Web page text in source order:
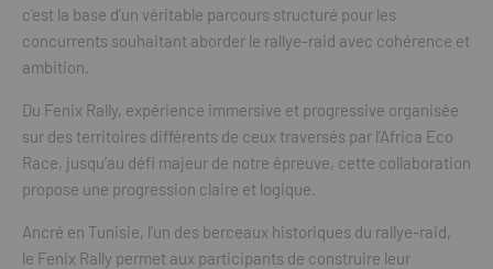
c’est la base d’un véritable parcours structuré pour les
concurrents souhaitant aborder le rallye-raid avec cohérence et
ambition.
Du Fenix Rally, expérience immersive et progressive organisée
sur des territoires différents de ceux traversés par l’Africa Eco
Race, jusqu’au défi majeur de notre épreuve, cette collaboration
propose une progression claire et logique.
Ancré en Tunisie, l’un des berceaux historiques du rallye-raid,
le Fenix Rally permet aux participants de construire leur